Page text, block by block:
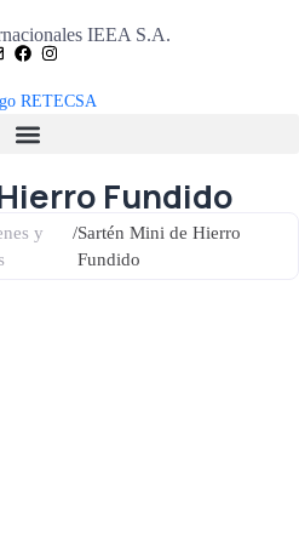
IEEA S.A.
Fundido
y
/Sartén Mini de Hierro
Fundido